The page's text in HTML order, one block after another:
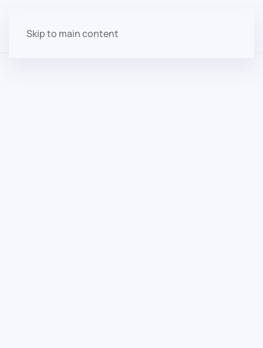
Skip to main content